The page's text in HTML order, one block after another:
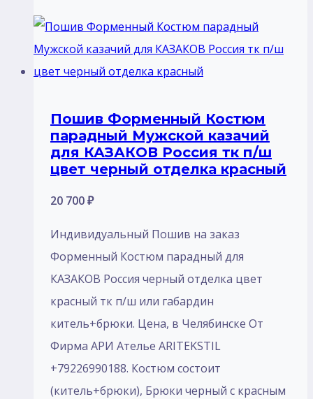
Пошив Форменный Костюм
парадный Мужской казачий
для КАЗАКОВ Россия тк п/ш
цвет черный отделка красный
20 700₽
Индивидуальный Пошив на заказ
Форменный Костюм парадный для
КАЗАКОВ Россия черный отделка цвет
красный тк п/ш или габардин
китель+брюки. Цена, в Челябинске От
Фирма АРИ Ателье ARITEKSTIL
+79226990188. Костюм состоит
(китель+брюки), Брюки черный с красным